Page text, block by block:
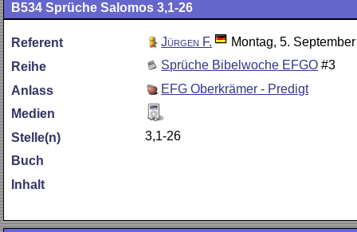
B534 Sprüche Salomos 3,1-26
Referent Jürgen F.
Montag, 5.
Reihe
Sprüche Bibelwoche EFGO #3
Anlass
EFG Oberkrämer - Predigt
Medien
Stelle(n)
3,1-26
Buch
Inhalt